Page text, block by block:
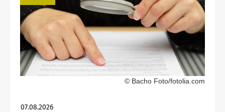
© Bacho Foto/fotolia.com
07.08.2026